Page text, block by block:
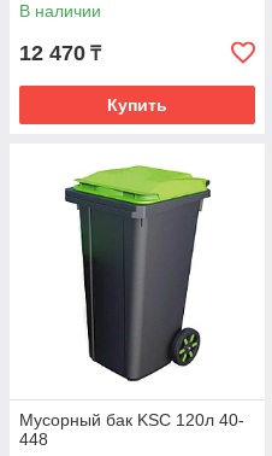
В наличии
12 470 ₸
Купить
Мусорный бак KSC 120л 40-
448